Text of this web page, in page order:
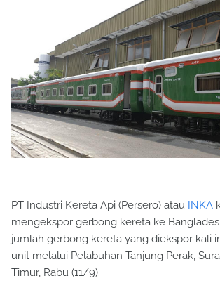
PT Industri Kereta Api (Persero) atau INKA
mengekspor gerbong kereta ke
jumlah gerbong kereta yang diekspor kali
unit melalui Pelabuhan Tanjung Perak,
Timur, Rabu (11/9).